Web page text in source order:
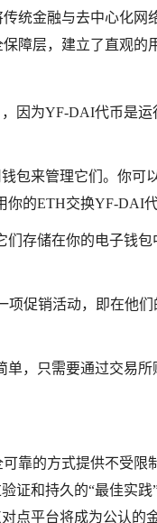
统金融与去中心化
障层，建立了直观的
因为YF-DAI代币是
包来管理它们。你可
的ETH交换YF-DAI代
存储在你的电子钱
项促销活动，即在他
，只需要通过交易
靠的方式提供不受
证和持久的“最佳实
点平台将成为公认